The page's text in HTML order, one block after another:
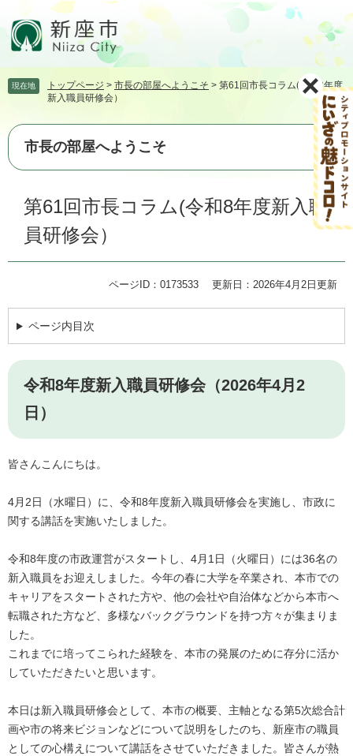
頭
す。
飛
て
本
現在地 トップページ > 市長の部屋へようこそ > 第61回市長コラム(令和8年度
新入職員研修会）
市長の部屋へようこそ
第61回市長コラム(令和8年度新入職
員研修会）
ページID：0173533 更新日：2026年4月2日更新
ページ内目次
令和8年度新入職員研修会（2026年4月2
日）
皆さんこんにちは。
4月2日（水曜日）に、令和8年度新入職員研修会を実施し、市政に
関する講話を実施いたしました。
令和8年度の市政運営がスタートし、4月1日（火曜日）には36名の
新入職員をお迎えしました。今年の春に大学を卒業され、本市での
キャリアをスタートされた方や、他の会社や自治体などから本市へ
転職された方など、多様なバックグラウンドを持つ方々が集まりま
した。
これまでに培ってこられた経験を、本市の発展のために存分に活か
していただきたいと思います。
本日は新入職員研修会として、本市の概要、主軸となる第5次総合計
画や市の将来ビジョンなどについて説明をしたのち、新座市の職員
としての心構えについて講話をさせていただきました。皆さんが熱